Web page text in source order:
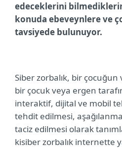
edeceklerini
konuda ebeveynlere ve
tavsiyede bulunuyor.
Siber zorbalık, bir
bir çocuk veya ergen
interaktif, dijital ve mobil
tehdit edilmesi,
taciz edilmesi olarak
kisiber zorbalık internette